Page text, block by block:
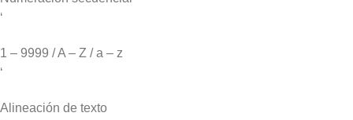
‘
1 – 9999 / A – Z / a – z
‘
Alineación de texto